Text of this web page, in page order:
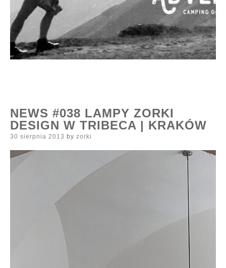
NEWS #038 LAMPY ZORKI
DESIGN W TRIBECA | KRAKÓW
Posted
30 sierpnia 2013 by zorki